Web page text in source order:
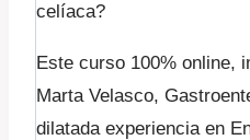
celíaca?
Este curso 100% online,
Marta Velasco,
dilatada experiencia en